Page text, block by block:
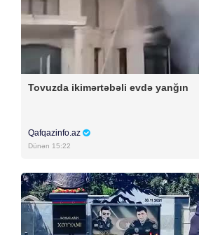
Tovuzda ikimərtəbəli evdə yanğın
Qafqazinfo.az
Dünən 15:22